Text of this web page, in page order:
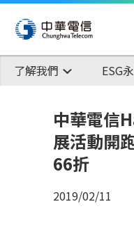
了解我們 ESG
中華電信
展活動開
66折
2019/02/11